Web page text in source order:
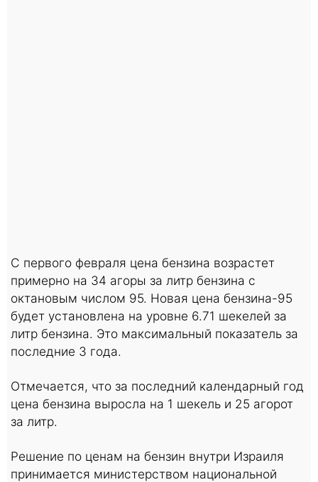
С первого февраля цена бензина возрастет
примерно на 34 агоры за литр бензина с
октановым числом 95. Новая цена бензина-95
будет установлена на уровне 6.71 шекелей за
литр бензина. Это максимальный показатель за
последние 3 года.
Отмечается, что за последний календарный год
цена бензина выросла на 1 шекель и 25 агорот
за литр.
Решение по ценам на бензин внутри Израиля
принимается министерством национальной